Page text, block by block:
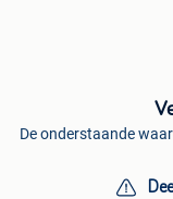
De onderstaande